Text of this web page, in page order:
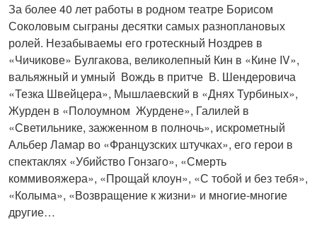
За более 40 лет работы в родном театре Борисом
Соколовым сыграны десятки самых разноплановых
ролей. Незабываемы его гротескный Ноздрев в
«Чичикове» Булгакова, великолепный Кин в «Кине IV»,
вальяжный и умный Вождь в притче В. Шендеровича
«Тезка Швейцера», Мышлаевский в «Днях Турбиных»,
Журден в «Полоумном Журдене», Галилей в
«Светильнике, зажженном в полночь», искрометный
Альбер Ламар во «Французских штучках», его герои в
спектаклях «Убийство Гонзаго», «Смерть
коммивояжера», «Прощай клоун», «С тобой и без тебя»,
«Колыма», «Возвращение к жизни» и многие-многие
другие…